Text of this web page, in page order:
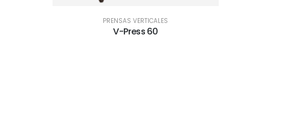
PRENSAS VERTICALES
V-Press 60